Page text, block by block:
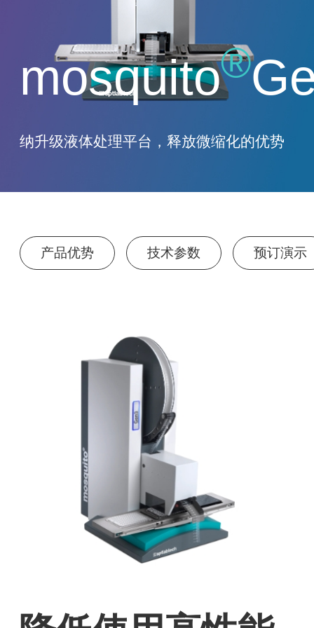
mosquito®
纳升级液体处理平台，释放微缩化的优势
产品优势 技术参数 预订演示